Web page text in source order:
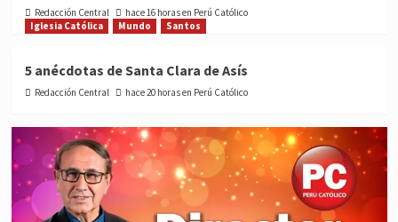
Redacción Central
hace 16 horas en Perú Católico
Iglesia Católica
Mundo Santos
5 anécdotas de Santa Clara de Asís
Redacción Central hace 20 horas en Perú Católico